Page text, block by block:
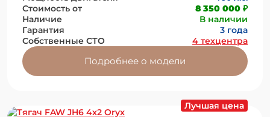
Стоимость от
8 350 000 ₽
Наличие
В наличии
Гарантия
3 года
Собственные СТО
4 техцентра
Подробнее о модели
Лучшая цена